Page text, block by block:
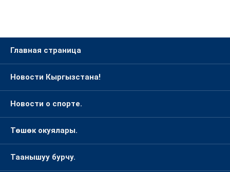
Главная страница
Новости Кыргызстана!
Новости о спорте.
Төшөк окуялары.
Таанышуу бурчу.